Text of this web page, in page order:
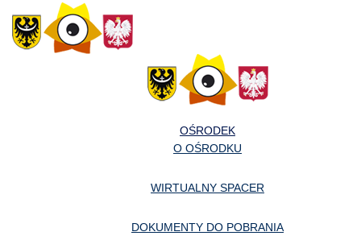
OŚRODEK
O OŚRODKU
WIRTUALNY SPACER
DOKUMENTY DO POBRANIA